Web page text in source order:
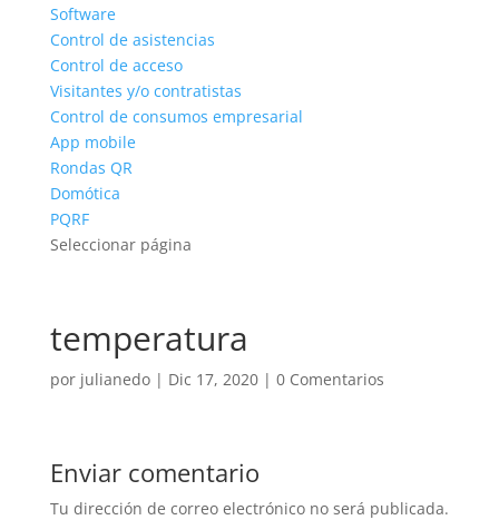
Software
Control de asistencias
Control de acceso
Visitantes y/o contratistas
Control de consumos empresarial
App mobile
Rondas QR
Domótica
PQRF
Seleccionar página
temperatura
por julianedo| Dic 17, 2020| 0 Comentarios
Enviar comentario
Tu dirección de correo electrónico no será publicada.